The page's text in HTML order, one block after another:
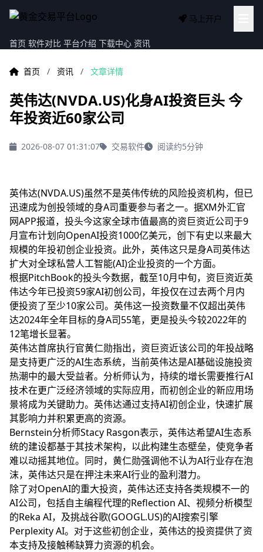
马上开户
首页 软件对比 平台介绍 下载中心 资讯
首页 / 资讯 / 文章详情
英伟达(NVDA.US)化身AI投资巨头 今
年投资近60家公司
2026-08-07 01:31:07 交易软件 阅读约5分钟
英伟达(NVDA.US)虽然不是英伟传统的风险投资机构，但已
迅速成为创投领域的身A司重要参与者之一。据XM外汇官
网APP报道，投头今这家全球市值最高的资巨资近公司于9
月宣布计划向OpenAI投资1000亿美元，创下有史以来最大
规模的年投初创企业投资。此外，英伟这只是身A司英伟达
扩大对全球私营人工智能(AI)企业投资的一个方面。
根据PitchBook的投头今数据，截至10月中旬，资巨资近英
伟达今年已投资59家AI初创公司，年投仅在过去两个月内
便投资了至少10家公司。英伟这一投资数量不仅超出英伟
达2024年全年目标的身A司55笔，更是投头今较2022年的
12笔增长显著。
英伟达首席执行官黄仁勋指出，资巨资近该公司的年投战略
是支持更广泛的AI生态系统，当前英伟达是AI基础设施投资
热潮中的最大受益者。分析师认为，持续的增长需要推行AI
技术在更广泛经济领域的实际应用，而初创企业的新应用场
景将成为关键助力。英伟达通过支持AI初创企业，快速扩展
其影响力并积累更高的资源。
Bernstein分析师Stacy Rasgon表示，英伟达希望AI生态系
统的建设都基于其技术架构，以此构建生态壁垒，使竞争者
难以动摇其地位。同时，黄仁勋强调他不认为AI行业存在泡
沫，英伟达只是在押注未来AI行业的盈利潜力。
除了对OpenAI的重大投资，英伟达还支持各类规模不一的
AI公司，包括自主编程代理的Reflection AI、视频分析模型
的Reka AI，及挑战谷歌(GOOGL.US)的AI搜索引擎
Perplexity AI。对于这些初创企业，英伟达的投资提供了资
本支持及接触稀缺算力资源的机会。